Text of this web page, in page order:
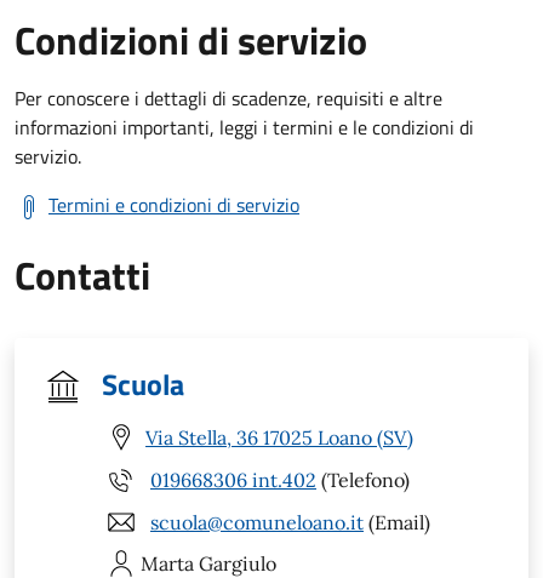
Condizioni di servizio
Per conoscere i dettagli di scadenze, requisiti e altre
informazioni importanti, leggi i termini e le condizioni di
servizio.
Termini e condizioni di servizio
Contatti
Scuola
Via Stella, 36 17025 Loano (SV)
019668306 int.402 (Telefono)
scuola@comuneloano.it (Email)
Marta Gargiulo